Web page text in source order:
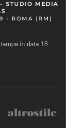
STUDIO MEDIA
- ROMA (RM)
in data 18